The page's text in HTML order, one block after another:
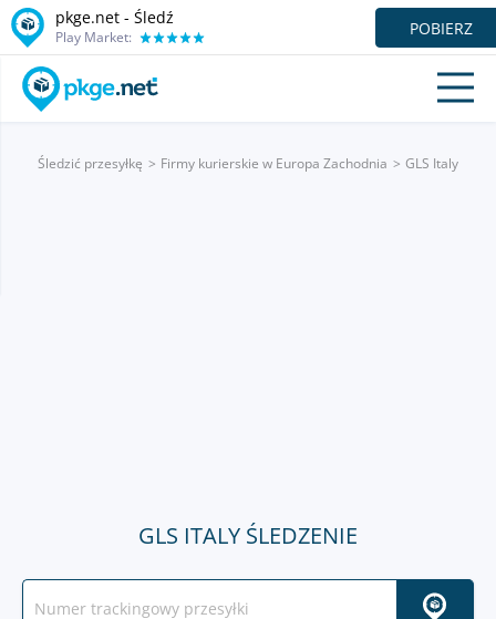
pkge.net - Śledź
Play Market: POBIERZ
Śledzić przesyłkę Firmy kurierskie w Europa Zachodnia GLS Italy
GLS ITALY ŚLEDZENIE